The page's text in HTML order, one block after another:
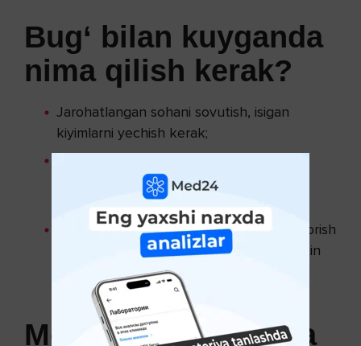
Bug‘ bilan kuyganda
nima qilish kerak?
Jarohatlangan sohani sovutish, isigan
kiyimlarni yechish kerak;
zaralanganda shifokorga murojaat qilish
Kuygan sohaga moy surish, pufaklarni yorish
hatto ularga qo‘l bilan tegish ham mumkin
Moy bilan kuyganda